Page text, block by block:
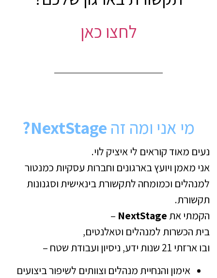
לחצו כאן
מי אני ומה זה NextStage?
נעים מאוד קוראים לי איציק לוי.
אני מאמן ויועץ בארגונים וחברות עסקיות כמנטור
למנהלים וכמומחה לתקשורת בינאישית וסגנונות
תקשורת.
הקמתי אתNextStage
–
בית הכשרות למנהלים וטאלנטים,
ובו ארזתי 21 שנות ידע, ניסיון ועבודת שטח –
אימון והנחיית מנהלים וצוותים לשיפור ביצועים